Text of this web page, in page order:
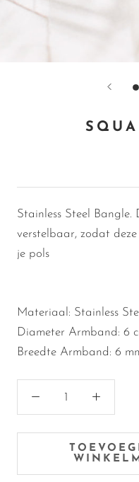
Stainless Steel Bangle.
verstelbaar, zodat
je pols
Materiaal: Stainless
Diameter Armband: 6
Breedte Armband: 6